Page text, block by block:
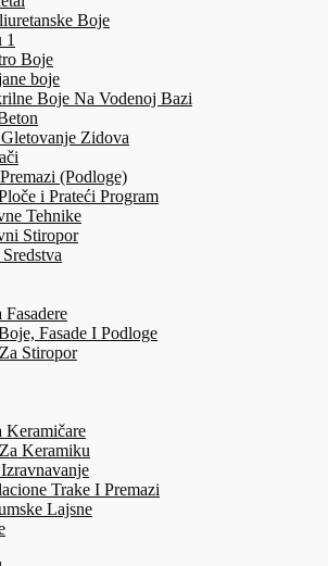
Boje
1
Boje
boje
Boje Na Vodenoj Bazi
Zidova
(Podloge)
i Prateći Program
Tehnike
Stiropor
Fasade I Podloge
Stiropor
Keramičare
Keramiku
Trake I Premazi
Lajsne